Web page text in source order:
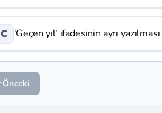
C 'Geçen yıl' ifadesinin ayrı yazılması
Önceki